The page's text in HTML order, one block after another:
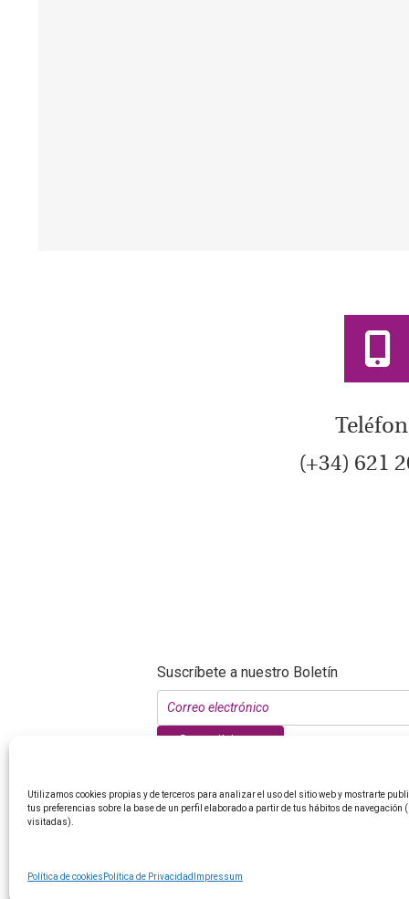
Utilizamos cookies propias y de terceros para analizar el uso del sitio web y mostrarte
tus preferencias sobre la base de un perfil elaborado a partir de tus hábitos de navegación
visitadas).
Política de cookies Política de Privacidad Impressum
(+34) 621
Suscríbete a nuestro Boletín
Suscribirme